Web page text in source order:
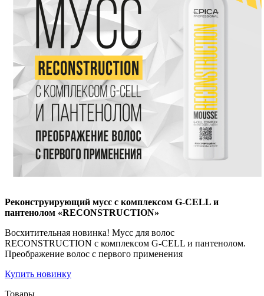
Реконструирующий мусс с комплексом G-CELL и
пантенолом «RECONSTRUCTION»
Восхитительная новинка! Мусс для волос
RECONSTRUCTION с комплексом G-CELL и пантенолом.
Преображение волос с первого применения
Купить новинку
Товары